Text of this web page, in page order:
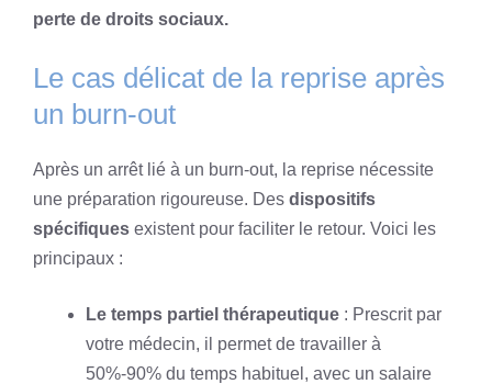
perte de droits sociaux.
Le cas délicat de la reprise après
un burn-out
Après un arrêt lié à un burn-out, la reprise nécessite
une préparation rigoureuse. Des dispositifs
spécifiques existent pour faciliter le retour. Voici les
principaux :
Le temps partiel thérapeutique : Prescrit par
votre médecin, il permet de travailler à
50%-90% du temps habituel, avec un salaire